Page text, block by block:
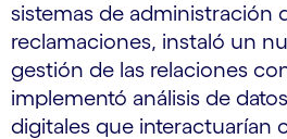
sistemas de administración
reclamaciones, instaló un
gestión de las relaciones
implementó análisis de
digitales que interactuarían